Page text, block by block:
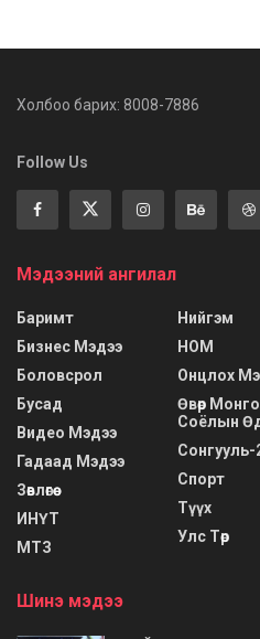
Холбоо барих: 8008-7886
Follow Us
Мэдээний ангилал
Баримт
Бизнес Мэдээ
Боловсрол
Бусад
Видео Мэдээ
Гадаад Мэдээ
Зөвлөгөө
ИНҮТ
МТЗ
Нийгэм
НОМ
Онцлох
Өвөр
Соёлын
Сонгууль-
Спорт
Түүх
Улс Төр
Шинэ мэдээ